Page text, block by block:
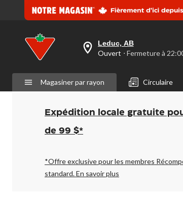
votre
est
Leduc,
AB,
Ouvert,
Fermeture
à
pour
changer
Leduc, AB
Ouvert ⋅ Fermeture à
Magasiner par rayon Circulaire
Expédition locale gratuite
de 99 $*
*Offre exclusive pour les membres
standard.En savoir plus